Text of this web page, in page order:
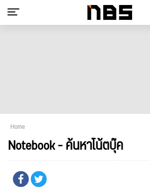
Home
Notebook - ค้นหาโน้ตบุ๊ค